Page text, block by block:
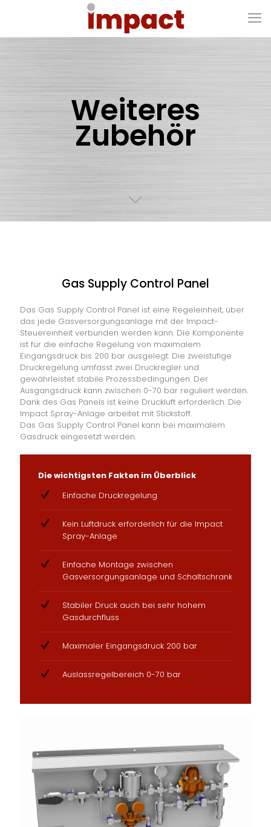
Weiteres
Zubehör
Gas Supply Control Panel
Das Gas Supply Control Panel ist eine Regeleinheit, über
das jede Gasversorgungsanlage mit der Impact-
Steuereinheit verbunden werden kann. Die Komponente
ist für die einfache Regelung von maximalem
Eingangsdruck bis 200 bar ausgelegt. Die zweistufige
Druckregelung umfasst zwei Druckregler und
gewährleistet stabile Prozessbedingungen. Der
Ausgangsdruck kann zwischen 0-70 bar reguliert werden.
Dank des Gas Panels ist keine Druckluft erforderlich. Die
Impact Spray-Anlage arbeitet mit Stickstoff.
Das Gas Supply Control Panel kann bei maximalem
Gasdruck eingesetzt werden.
Die wichtigsten Fakten im Überblick
Einfache Druckregelung
Kein Luftdruck erforderlich für die Impact
Spray-Anlage
Einfache Montage zwischen
Gasversorgungsanlage und Schaltschrank
Stabiler Druck auch bei sehr hohem
Gasdurchfluss
Maximaler Eingangsdruck 200 bar
Auslassregelbereich 0-70 bar